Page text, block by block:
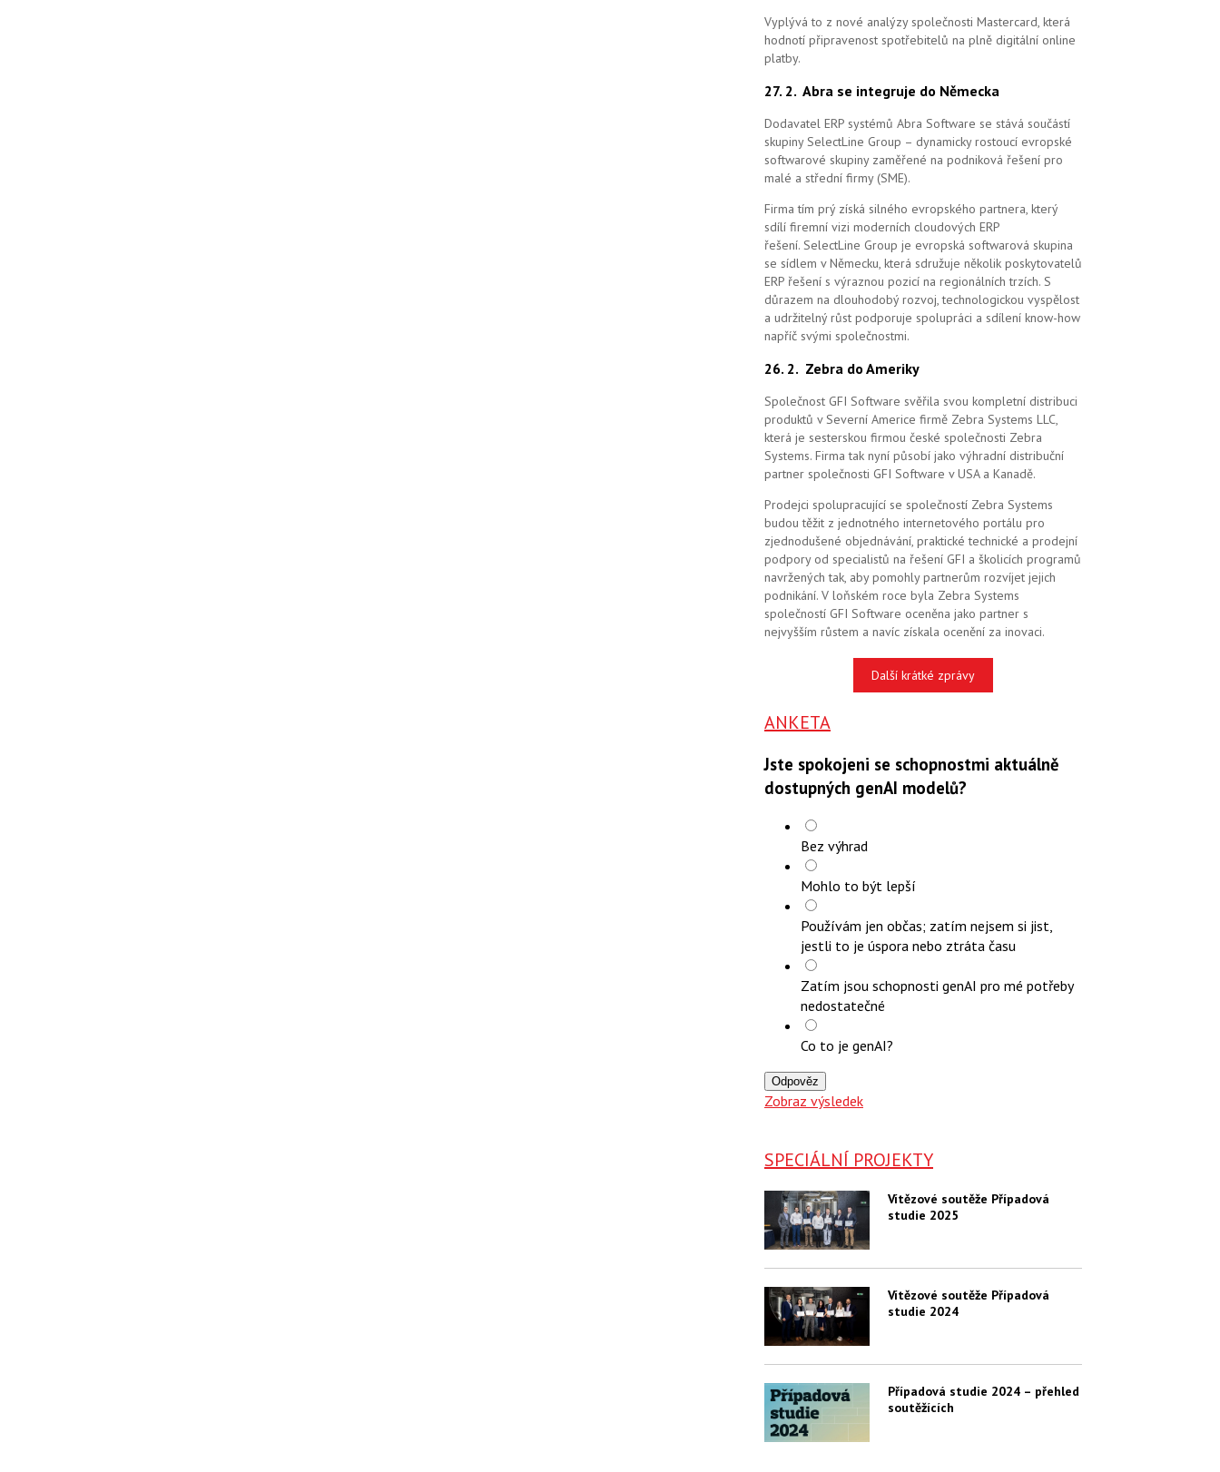
Vyplývá to z nové analýzy společnosti Mastercard, která
hodnotí připravenost spotřebitelů na plně digitální online
platby.
27. 2. Abra se integruje do Německa
Dodavatel ERP systémů Abra Software se stává součástí
skupiny SelectLine Group – dynamicky rostoucí evropské
softwarové skupiny zaměřené na podniková řešení pro
malé a střední firmy (SME).
Firma tím prý získá silného evropského partnera, který
sdílí firemní vizi moderních cloudových ERP
řešení. SelectLine Group je evropská softwarová skupina
se sídlem v Německu, která sdružuje několik poskytovatelů
ERP řešení s výraznou pozicí na regionálních trzích. S
důrazem na dlouhodobý rozvoj, technologickou vyspělost
a udržitelný růst podporuje spolupráci a sdílení know-how
napříč svými společnostmi.
26. 2. Zebra do Ameriky
Společnost GFI Software svěřila svou kompletní distribuci
produktů v Severní Americe firmě Zebra Systems LLC,
která je sesterskou firmou české společnosti Zebra
Systems. Firma tak nyní působí jako výhradní distribuční
partner společnosti GFI Software v USA a Kanadě.
Prodejci spolupracující se společností Zebra Systems
budou těžit z jednotného internetového portálu pro
zjednodušené objednávání, praktické technické a prodejní
podpory od specialistů na řešení GFI a školicích programů
navržených tak, aby pomohly partnerům rozvíjet jejich
podnikání. V loňském roce byla Zebra Systems
společností GFI Software oceněna jako partner s
nejvyšším růstem a navíc získala ocenění za inovaci.
Další krátké zprávy
ANKETA
Jste spokojeni se schopnostmi aktuálně
dostupných genAI modelů?
Bez výhrad
Mohlo to být lepší
Používám jen občas; zatím nejsem si jist,
jestli to je úspora nebo ztráta času
Zatím jsou schopnosti genAI pro mé potřeby
nedostatečné
Co to je genAI?
Odpověz
Zobraz výsledek
SPECIÁLNÍ PROJEKTY
Vítězové soutěže Případová
studie 2025
Vítězové soutěže Případová
studie 2024
Případová studie 2024 – přehled
soutěžících